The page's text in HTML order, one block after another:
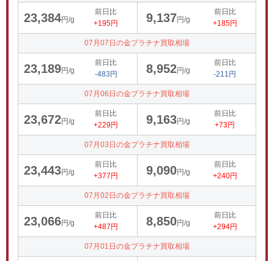
23,384円/g
前日比
+195円
9,137円/g
前日比
+185円
07月07日の金プラチナ買取相場
23,189円/g
前日比
-483円
8,952円/g
前日比
-211円
07月06日の金プラチナ買取相場
23,672円/g
前日比
+229円
9,163円/g
前日比
+73円
07月03日の金プラチナ買取相場
23,443円/g
前日比
+377円
9,090円/g
前日比
+240円
07月02日の金プラチナ買取相場
23,066円/g
前日比
+487円
8,850円/g
前日比
+294円
07月01日の金プラチナ買取相場